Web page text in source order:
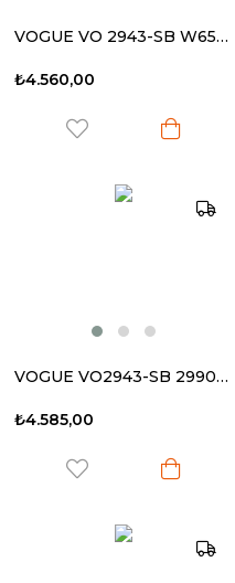
VOGUE VO 2943-SB W656/13 55-17 135 Kadın Güneş Gözlüğü
₺4.560,00
VOGUE VO2943-SB 299013 55-17 135 Kadın Güneş Gözlüğü
₺4.585,00